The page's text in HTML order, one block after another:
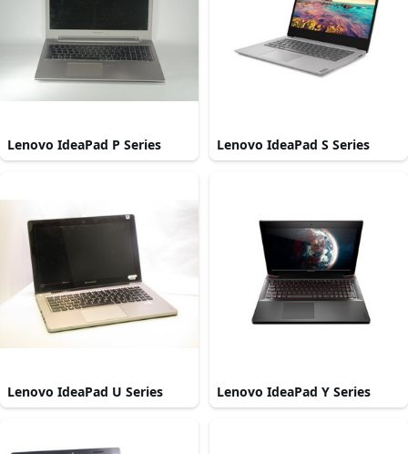
Lenovo IdeaPad P Series Lenovo IdeaPad S Series
Lenovo IdeaPad U Series Lenovo IdeaPad Y Series